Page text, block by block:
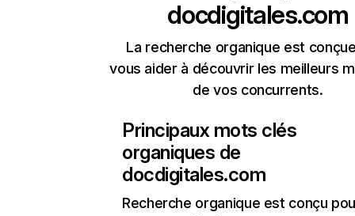
docdigitales.com
La recherche organique est
vous aider à découvrir les meilleurs
de vos concurrents.
Principaux mots clés
organiques de
docdigitales.com
Recherche organique est conçu